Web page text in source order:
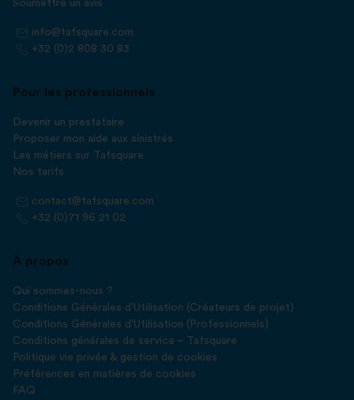
Soumettre un avis
info@tafsquare.com
+32 (0)2 808 30 83
Pour les professionnels
Devenir un prestataire
Proposer mon aide aux sinistrés
Les métiers sur Tafsquare
Nos tarifs
contact@tafsquare.com
+32 (0)71 96 21 02
À propos
Qui sommes-nous ?
Conditions Générales d'Utilisation (Créateurs de projet)
Conditions Générales d'Utilisation (Professionnels)
Conditions générales de service – Tafsquare
Politique vie privée & gestion de cookies
Préférences en matières de cookies
FAQ